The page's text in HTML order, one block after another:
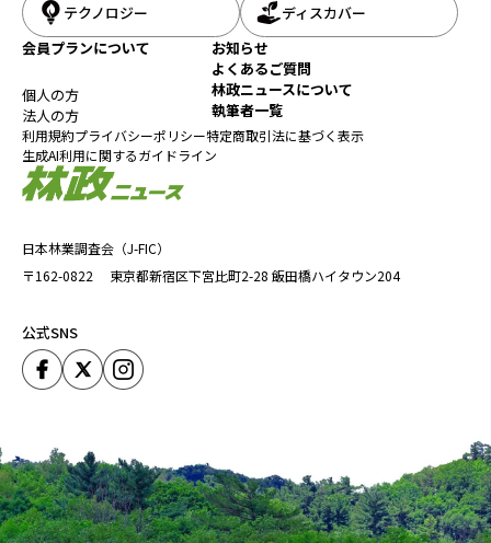
日本林業調査会（J-FIC）
〒162-0822
東京都新宿区下宮比町2-28 飯田橋ハイタウン204
公式SNS
テクノロジー
ディスカバー
会員プランについて
個人の方
法人の方
お知らせ
よくあるご質問
林政ニュースについて
執筆者一覧
利用規約プライバシーポリシー特定商取引法に基づく表示
生成AI利用に関するガイドライン